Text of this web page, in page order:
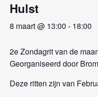
Hulst
8 maart @ 13:00 - 18:00
2e Zondagrit van de
Georganiseerd door
Deze ritten zijn van